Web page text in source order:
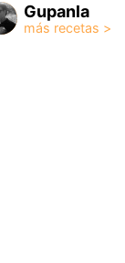
Gupanla